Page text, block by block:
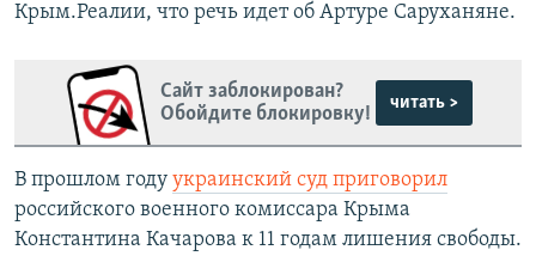
Крым.Реалии, что речь идет об Артуре Саруханяне.
Сайт заблокирован?
Обойдите блокировку!
читать >
В прошлом году украинский суд приговорил
российского военного комиссара Крыма
Константина Качарова к 11 годам лишения свободы.